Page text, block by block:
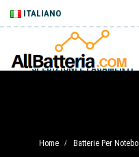
ITALIANO
SPEDIZIONI E PAGAMENTI
Home / Batterie Per